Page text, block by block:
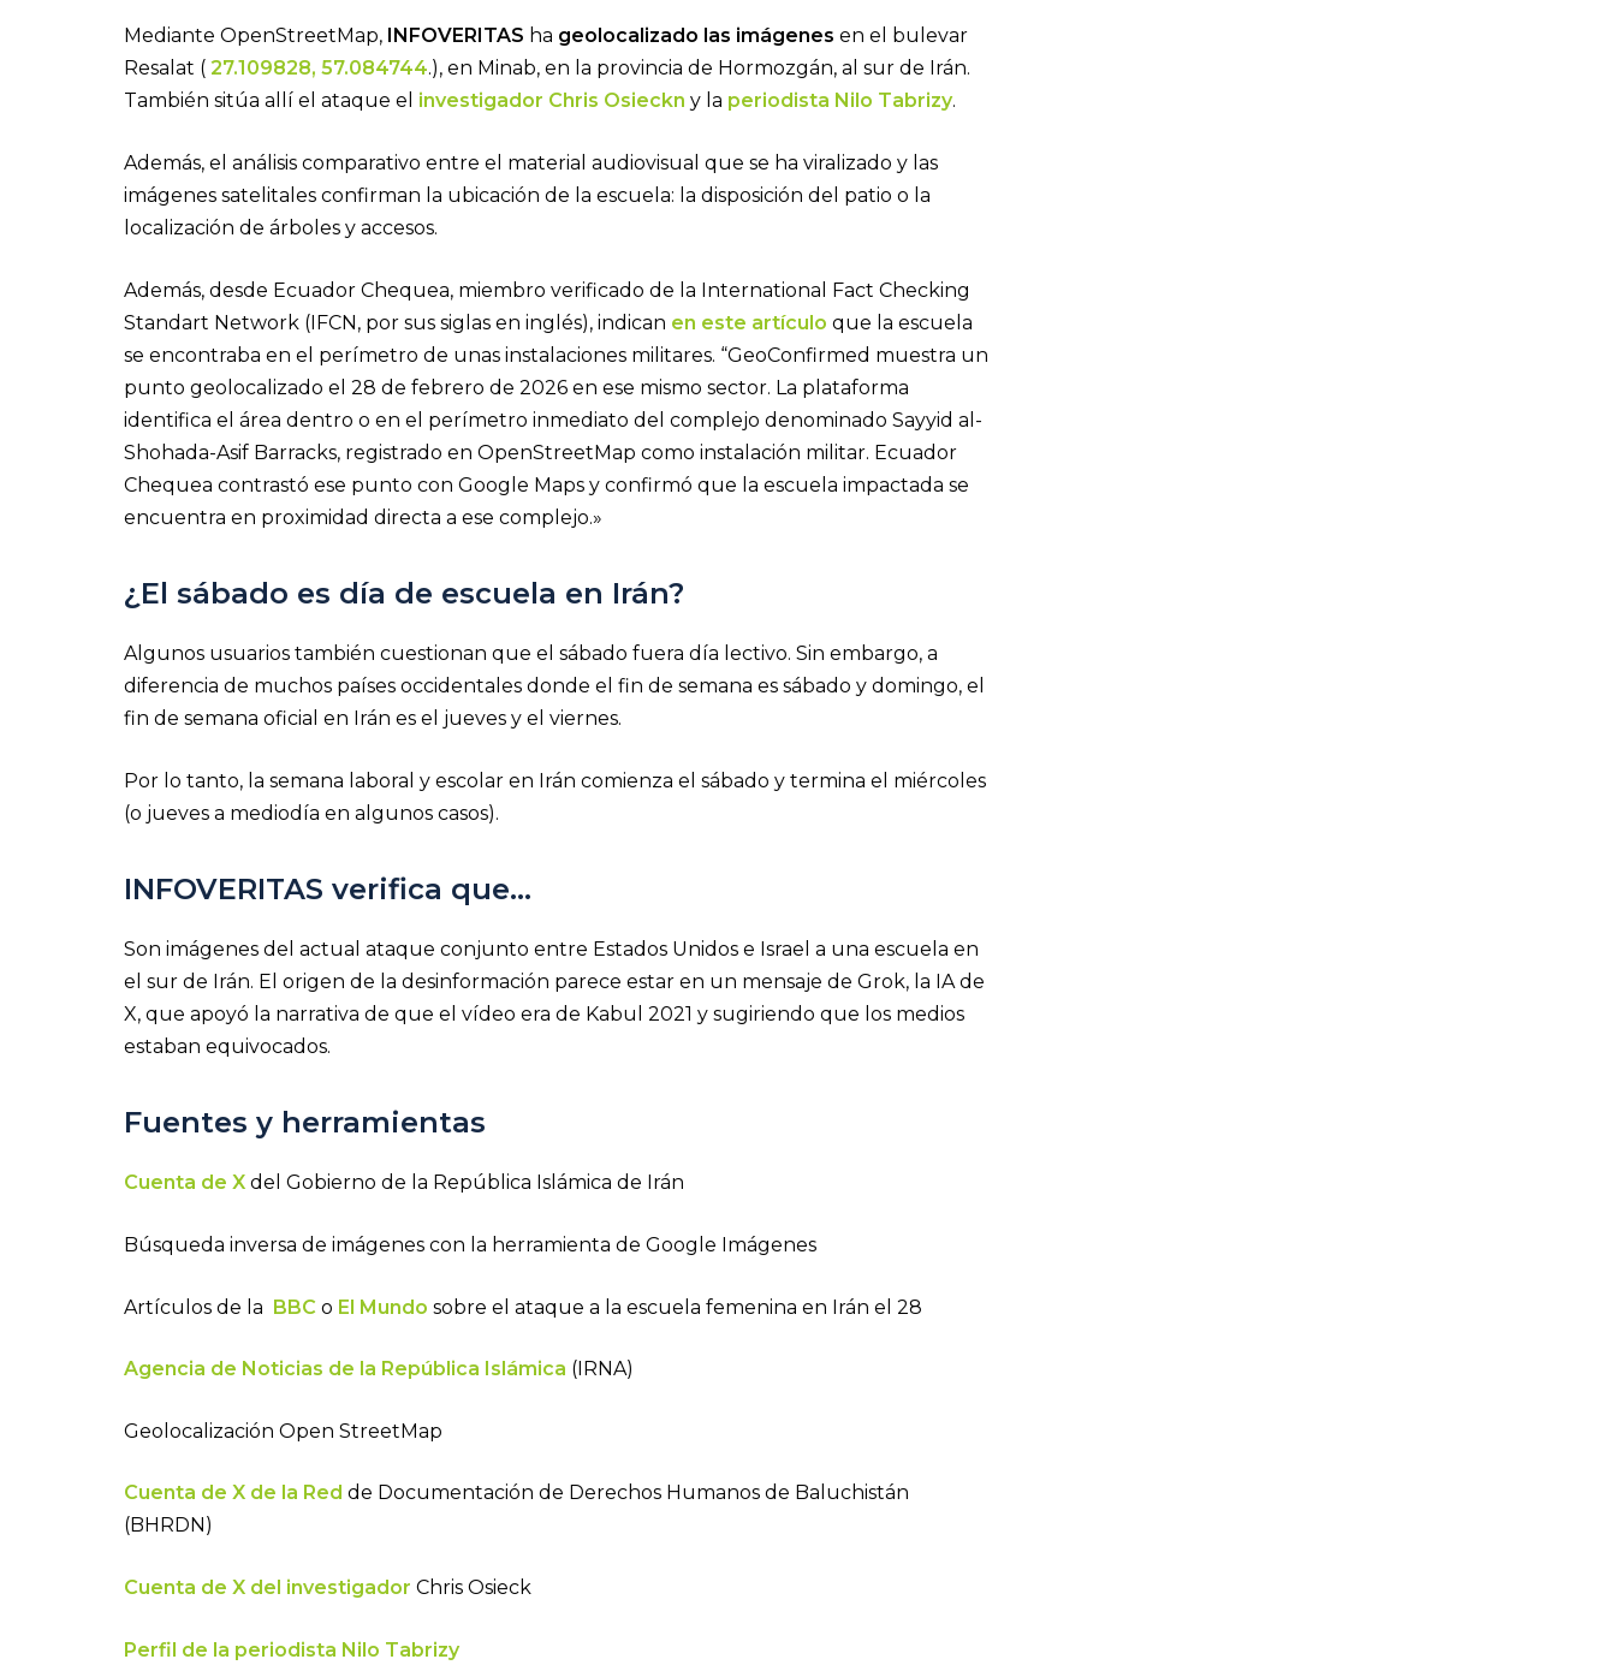
Mediante OpenStreetMap, INFOVERITAS ha geolocalizado las imágenes en el bulevar
Resalat ( 27.109828, 57.084744.), en Minab, en la provincia de Hormozgán, al sur de Irán.
También sitúa allí el ataque el investigador Chris Osieckn y la periodista Nilo Tabrizy.
Además, el análisis comparativo entre el material audiovisual que se ha viralizado y las
imágenes satelitales confirman la ubicación de la escuela: la disposición del patio o la
localización de árboles y accesos.
Además, desde Ecuador Chequea, miembro verificado de la International Fact Checking
Standart Network (IFCN, por sus siglas en inglés), indican en este artículo que la escuela
se encontraba en el perímetro de unas instalaciones militares. “GeoConfirmed muestra un
punto geolocalizado el 28 de febrero de 2026 en ese mismo sector. La plataforma
identifica el área dentro o en el perímetro inmediato del complejo denominado Sayyid al-
Shohada-Asif Barracks, registrado en OpenStreetMap como instalación militar. Ecuador
Chequea contrastó ese punto con Google Maps y confirmó que la escuela impactada se
encuentra en proximidad directa a ese complejo.»
¿El sábado es día de escuela en Irán?
Algunos usuarios también cuestionan que el sábado fuera día lectivo. Sin embargo, a
diferencia de muchos países occidentales donde el fin de semana es sábado y domingo, el
fin de semana oficial en Irán es el jueves y el viernes.
Por lo tanto, la semana laboral y escolar en Irán comienza el sábado y termina el miércoles
(o jueves a mediodía en algunos casos).
INFOVERITAS verifica que…
Son imágenes del actual ataque conjunto entre Estados Unidos e Israel a una escuela en
el sur de Irán. El origen de la desinformación parece estar en un mensaje de Grok, la IA de
X, que apoyó la narrativa de que el vídeo era de Kabul 2021 y sugiriendo que los medios
estaban equivocados.
Fuentes y herramientas
Cuenta de X del Gobierno de la República Islámica de Irán
Búsqueda inversa de imágenes con la herramienta de Google Imágenes
Artículos de la BBC o El Mundo sobre el ataque a la escuela femenina en Irán el 28
Agencia de Noticias de la República Islámica (IRNA)
Geolocalización Open StreetMap
Cuenta de X de la Red de Documentación de Derechos Humanos de Baluchistán
(BHRDN)
Cuenta de X del investigador Chris Osieck
Perfil de la periodista Nilo Tabrizy